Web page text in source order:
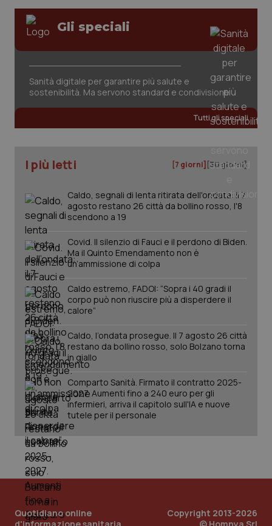
Gli speciali
Sanità digitale per garantire più salute e
sostenibilità. Ma servono standard e condivisione
Tutti gli speciali
I più letti [7 giorni] [30 giorni]
Caldo, segnali di lenta ritirata dell'ondata: il 7
agosto restano 26 città da bollino rosso, l'8
scendono a 19
Covid. Il silenzio di Fauci e il perdono di Biden.
Ma il Quinto Emendamento non è
un’ammissione di colpa
Caldo estremo, FADOI: “Sopra i 40 gradi il
corpo può non riuscire più a disperdere il
calore”
Caldo, l’ondata prosegue. Il 7 agosto 26 città
restano da bollino rosso, solo Bolzano torna
in giallo
Comparto Sanità. Firmato il contratto 2025-
2027. Aumenti fino a 240 euro per gli
infermieri, arriva il capitolo sull'IA e nuove
tutele per il personale
Quotidiano online
Copyright 2013-2026
int_c
Archiviazione
utm_data
Archiviazione
locale
persist:cart
fe.certid.it
Archiviazione
locale
Archiviazione
lastExternalReferrer
Archiviazione
locale
_gcl_ls
lastActivity
Archiviazione
persist:auth
locale
persist:utils
Archiviazione
di sessione
int_s
int_g
Archiviazione